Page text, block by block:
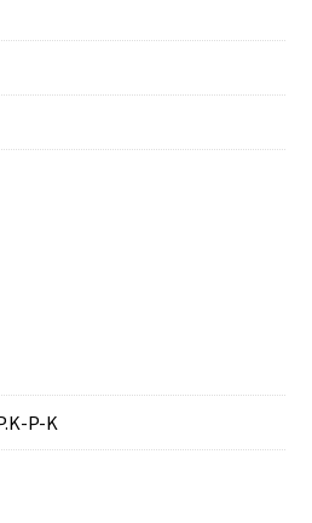
P-K